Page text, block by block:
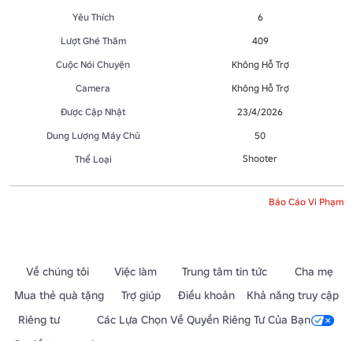
Yêu Thích
6
Lượt Ghé Thăm
409
Cuộc Nói Chuyện
Không Hỗ Trợ
Camera
Không Hỗ Trợ
Được Cập Nhật
23/4/2026
Dung Lượng Máy Chủ
50
Thể Loại
Shooter
Báo Cáo Vi Phạm
Về chúng tôi Việc làm Trung tâm tin tức
Cha mẹ
Mua thẻ quà tặng
Trợ giúp Điều khoản
Khả năng truy cập
Riêng tư
Các Lựa Chọn Về Quyền Riêng Tư Của Bạn